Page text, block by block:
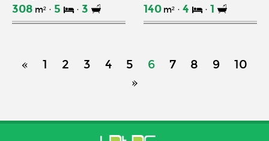
308 m² 5 3 140 m² 4 1
« 1 2 3 4 5 6 7 8 9 10
»